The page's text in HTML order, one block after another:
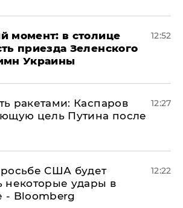
момент: в столице
приезда Зеленского
Украины
12:52
ракетами: Каспаров
цель Путина после
12:27
США будет
некоторые удары в
- Bloomberg
12:22